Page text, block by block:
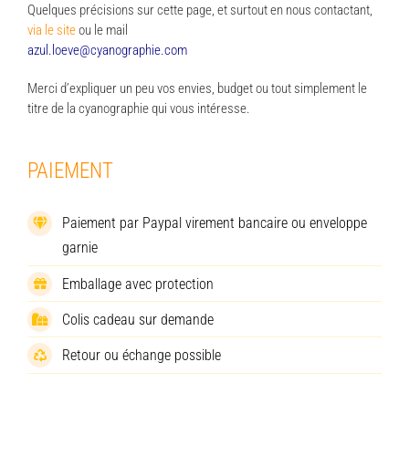
Quelques précisions sur cette page, et surtout en nous contactant,
via le siteou le mail
azul.loeve@cyanographie.com
Merci d’expliquer un peu vos envies, budget ou tout simplement le
titre de la cyanographie qui vous intéresse.
PAIEMENT
Paiement par Paypal virement bancaire ou enveloppe
garnie
Emballage avec protection
Colis cadeau sur demande
Retour ou échange possible